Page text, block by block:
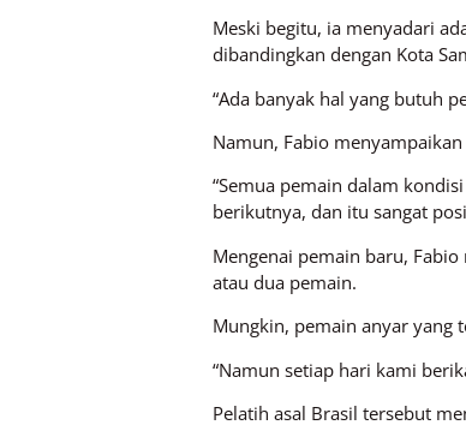
Meski begitu, ia menyadari
dibandingkan dengan Kota
“Ada banyak hal yang butuh
Namun, Fabio
“Semua pemain dalam
berikutnya, dan itu sangat
Mengenai pemain baru,
atau dua pemain.
Mungkin, pemain anyar yang
“Namun setiap hari kami
Pelatih asal Brasil tersebut